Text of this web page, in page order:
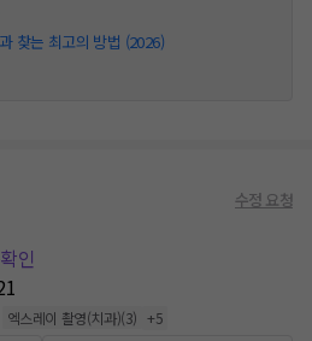
찾는 최고의 방법 (2026)
수정 요청
인
엑스레이 촬영(치과)(3) +5